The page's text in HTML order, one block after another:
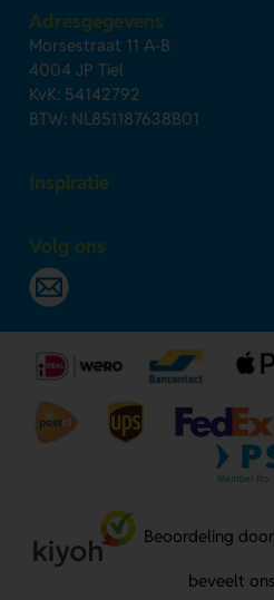
Adresgegevens
Morsestraat 11 A-B
4004 JP Tiel
KvK: 54142792
BTW: NL851187638B01
Inspiratie
Volg ons
Beoordeling
beveelt